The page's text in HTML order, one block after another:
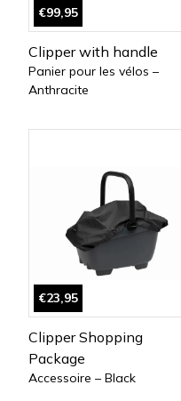
€99,95
Clipper with handle
Panier pour les vélos –
Anthracite
€23,95
Clipper Shopping
Package
Accessoire – Black